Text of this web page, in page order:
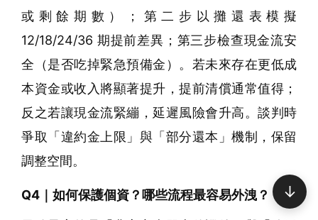
或剩餘期數）；第二步以攤還表模擬
12/18/24/36 期提前差異；第三步檢查現金流安
全（是否吃掉緊急預備金）。若未來存在更低成
本資金或收入將顯著提升，提前清償通常值得；
反之若讓現金流緊繃，延遲風險會升高。談判時
爭取「違約金上限」與「部分還本」機制，保留
調整空間。
Q4｜如何保護個資？哪些流程最容易外洩？ ↓